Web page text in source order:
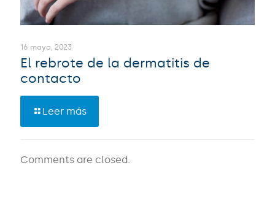
16 mayo, 2023
El rebrote de la dermatitis de
contacto
Leer más
Comments are closed.